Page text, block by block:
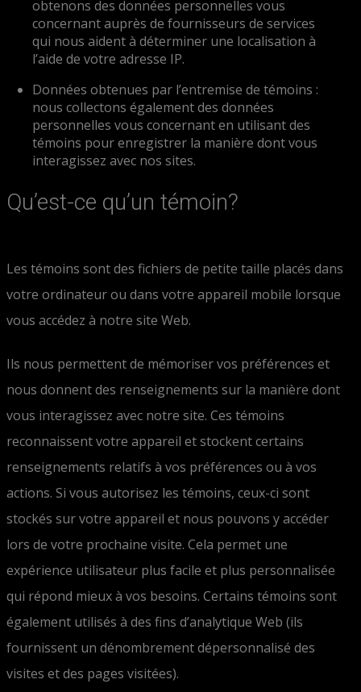
obtenons des données personnelles vous
concernant auprès de fournisseurs de services
qui nous aident à déterminer une localisation à
l’aide de votre adresse IP.
Données obtenues par l’entremise de témoins :
nous collectons également des données
personnelles vous concernant en utilisant des
témoins pour enregistrer la manière dont vous
interagissez avec nos sites.
Qu’est-ce qu’un témoin?
Les témoins sont des fichiers de petite taille placés dans
votre ordinateur ou dans votre appareil mobile lorsque
vous accédez à notre site Web.
Ils nous permettent de mémoriser vos préférences et
nous donnent des renseignements sur la manière dont
vous interagissez avec notre site. Ces témoins
reconnaissent votre appareil et stockent certains
renseignements relatifs à vos préférences ou à vos
actions. Si vous autorisez les témoins, ceux-ci sont
stockés sur votre appareil et nous pouvons y accéder
lors de votre prochaine visite. Cela permet une
expérience utilisateur plus facile et plus personnalisée
qui répond mieux à vos besoins. Certains témoins sont
également utilisés à des fins d’analytique Web (ils
fournissent un dénombrement dépersonnalisé des
visites et des pages visitées).